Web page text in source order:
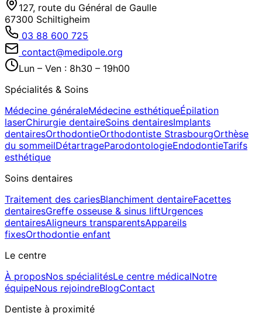
127, route du Général de Gaulle
67300 Schiltigheim
03 88 600 725
contact@medipole.org
Lun – Ven : 8h30 – 19h00
Spécialités & Soins
Médecine généraleMédecine esthétiqueÉpilation
laserChirurgie dentaireSoins dentairesImplants
dentairesOrthodontieOrthodontiste StrasbourgOrthèse
du sommeilDétartrageParodontologieEndodontieTarifs
esthétique
Soins dentaires
Traitement des cariesBlanchiment dentaireFacettes
dentairesGreffe osseuse & sinus liftUrgences
dentairesAligneurs transparentsAppareils
fixesOrthodontie enfant
Le centre
À proposNos spécialitésLe centre médicalNotre
équipeNous rejoindreBlogContact
Dentiste à proximité